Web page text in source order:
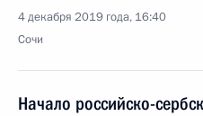
4 декабря 2019 года, 16:40
Сочи
Начало российско-